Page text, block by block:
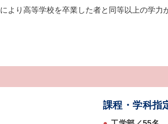
より高等学校を卒業した者と同等以上の学
課程・学科